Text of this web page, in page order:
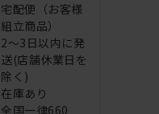
宅配便（お客様
組立商品）
2～3日以内に発
送(店舗休業日を
除く)
在庫あり
全国一律660